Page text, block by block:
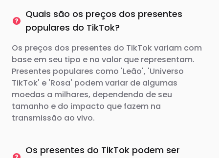
Quais são os preços dos presentes
populares do TikTok?
Os preços dos presentes do TikTok variam com
base em seu tipo e no valor que representam.
Presentes populares como 'Leão', 'Universo
TikTok' e 'Rosa' podem variar de algumas
moedas a milhares, dependendo de seu
tamanho e do impacto que fazem na
transmissão ao vivo.
Os presentes do TikTok podem ser